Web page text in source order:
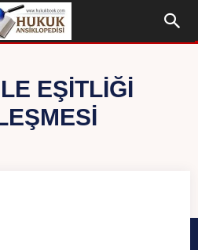
EŞITLIĞI